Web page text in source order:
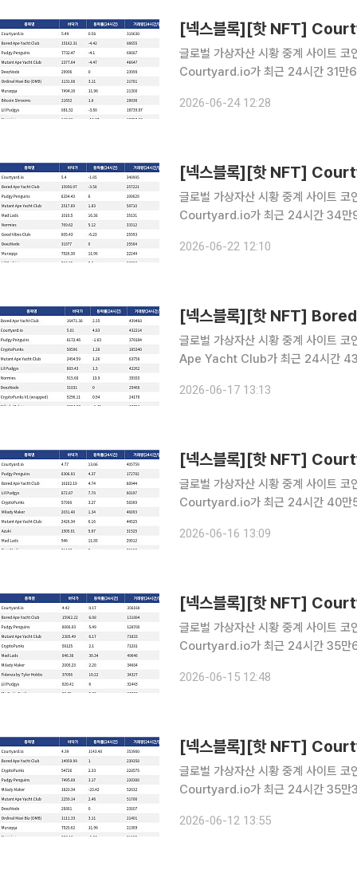
글로벌 가상자산 시황 중계 사이트
Courtyard.io가 최근 24시간 31만
24시간 거래량 8만655달러를 기록
2026-06-24 12:28
글로벌 가상자산 시황 중계 사이트
Courtyard.io가 최근 24시간 34만
시간 거래량 25만7221달러를 기록하
2026-06-22 12:10
글로벌 가상자산 시황 중계 사이트
Ape Yacht Club가 최근 24시간 43
Courtyard.io는 24시간 거래량
2026-06-17 13:13
글로벌 가상자산 시황 중계 사이트
Courtyard.io가 최근 24시간 40만
거래량 17만2782달러를 기록하며 바
2026-06-16 13:09
글로벌 가상자산 시황 중계 사이트
Courtyard.io가 최근 24시간 35만
24시간 거래량 13만1884달러를 기록
2026-06-15 12:48
글로벌 가상자산 시황 중계 사이트
Courtyard.io가 최근 24시간 35만
은 24시간 거래량 23만9358달러를
2026-06-12 13:55